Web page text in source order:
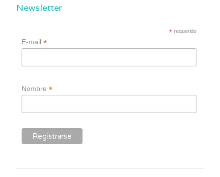
Newsletter
* requerido
E-mail*
Nombre*